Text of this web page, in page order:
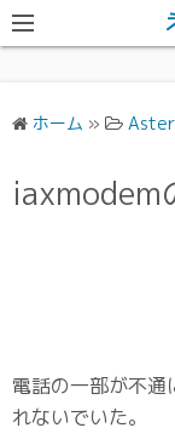
ホーム »
iaxmodem
電話の一部が不通
れないでいた。